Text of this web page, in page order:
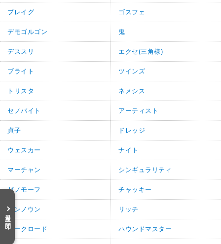
目次を開く
プレイグ ゴスフェ
デモゴルゴン 鬼
デススリ エクセ(三角様)
ブライト ツインズ
トリスタ ネメシス
セノバイト アーティスト
貞子 ドレッジ
ウェスカー ナイト
マーチャン シンギュラリティ
ゼノモーフ チャッキー
アンノウン リッチ
ダークロード ハウンドマスター